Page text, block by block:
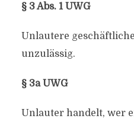
§ 3 Abs. 1 UWG
Unlautere
unzulässig.
§ 3a UWG
Unlauter handelt, wer